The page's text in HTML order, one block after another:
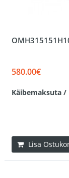
580.00€
Käibemaksuta /
Lisa